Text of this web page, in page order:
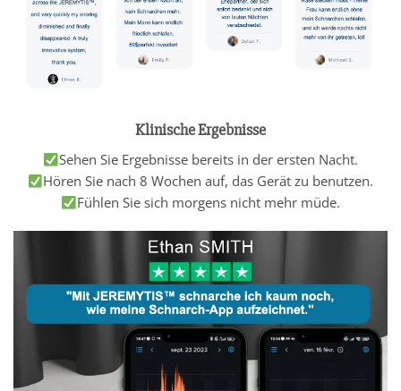
Klinische Ergebnisse
Sehen Sie Ergebnisse bereits in der ersten Nacht.
Hören Sie nach 8 Wochen auf, das Gerät zu benutzen.
Fühlen Sie sich morgens nicht mehr müde.